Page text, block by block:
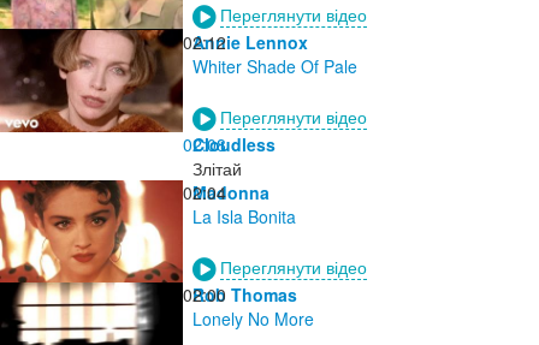
Переглянути відео
02:12
Annie Lennox
Whiter Shade Of Pale
Переглянути відео
02:08
Cloudless
Злітай
02:04
Madonna
La Isla Bonita
Переглянути відео
02:00
Rob Thomas
Lonely No More